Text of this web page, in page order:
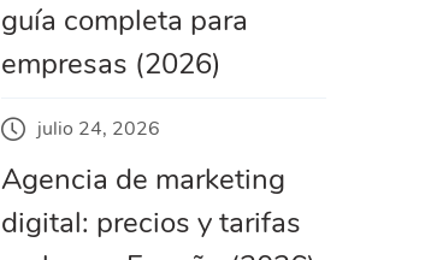
guía completa para
empresas (2026)
julio 24, 2026
Agencia de marketing
digital: precios y tarifas